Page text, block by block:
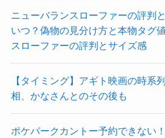
ニューバランスローファーの評判
いつ？偽物の見分け方と本物タグ
スローファーの評判とサイズ感
【タイミング】アギト映画の時系
相、かなさんとのその後も
ポケパークカントー予約できない